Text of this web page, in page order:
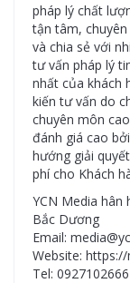
pháp lý chất
tận tâm,
và chia sẻ với
tư vấn pháp lý
nhất của khách
kiến tư vấn do
chuyên môn
đánh giá cao
hướng giải
phí cho Khách
YCN Media
Bắc Dương
Email:
Website: https://
Tel: